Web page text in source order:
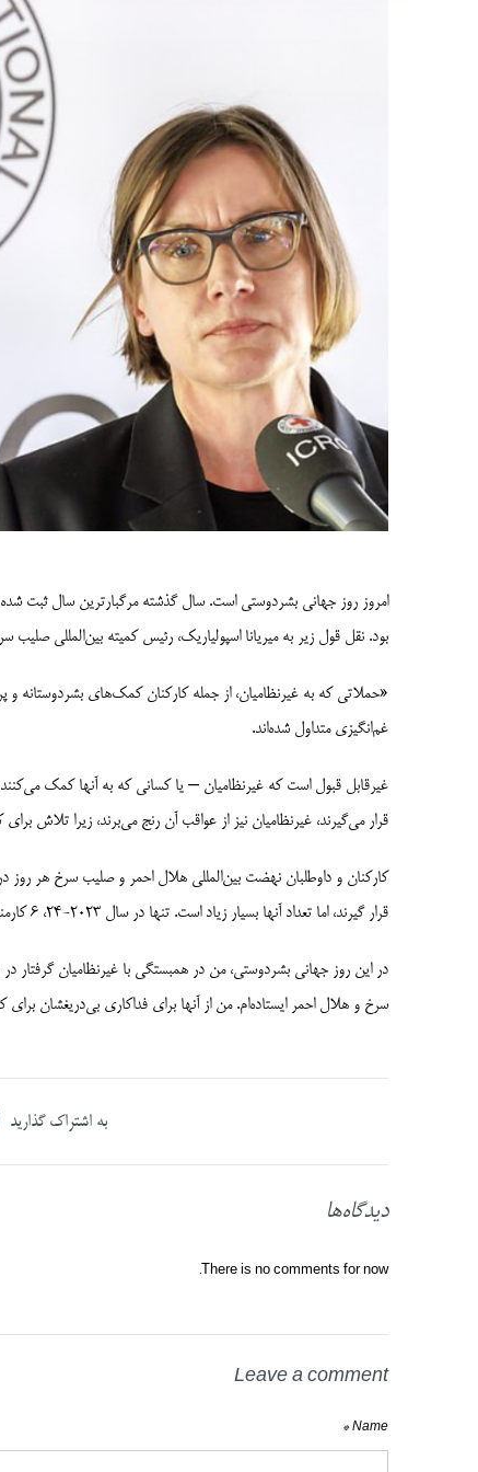
بود. نقل قول زیر به میریانا اسپولیاریک، رئیس کمیته بین‌المللی
«حملاتی که به غیرنظامیان، از جمله کارکنان کمک‌های بشردوستانه
غم‌انگیزی متداول شده‌اند.
غیرقابل قبول است که غیرنظامیان – یا کسانی که به آنها کمک
قرار می‌گیرند، غیرنظامیان نیز از عواقب آن رنج می‌برند، زیرا تلاش
کارکنان و داوطلبان نهضت بین‌المللی هلال احمر و صلیب سرخ هر
قرار گیرند، اما تعداد آنها بسیار زیاد است. تنها در سال 2023-24، 6 کارمند کمیته بین‌المللی صلیب سرخ کشته و 14 نفر دیگر زخمی شده‌اند.
در این روز جهانی بشردوستی، من در همبستگی با غیرنظامیان گرفتار
سرخ و هلال احمر ایستاده‌ام. من از آنها برای فداکاری بی‌دریغشان
به اشتراک گذارید
دیدگاه‌ها
There is no comments for now.
Leave a comment
Name *